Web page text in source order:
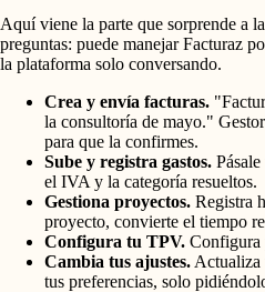
Aquí viene la parte que sorprende a
preguntas: puede manejar Facturaz
la plataforma solo conversando.
Crea y envía facturas.
la consultoría de mayo."
para que la confirmes.
Sube y registra gastos.
el IVA y la categoría resueltos.
Gestiona proyectos. Registra
proyecto, convierte el tiempo
Configura tu TPV. Configura
Cambia tus ajustes. Actualiza
tus preferencias, solo